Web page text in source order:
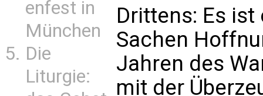
enfest in
München
Die
Liturgie:
Drittens: Es
Sachen
Jahren des
mit der